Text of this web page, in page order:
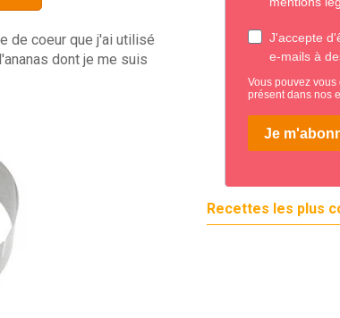
de coeur que j'ai utilisé
dont je me suis
Recettes les plus